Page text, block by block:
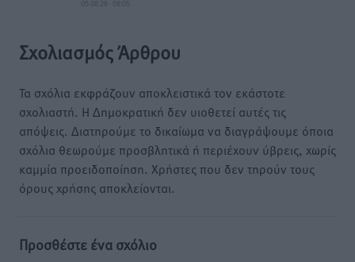
05.08.26 · 08:05
Σχολιασμός Άρθρου
Τα σχόλια εκφράζουν αποκλειστικά τον εκάστοτε
σχολιαστή. Η Δημοκρατική δεν υιοθετεί αυτές τις
απόψεις. Διατηρούμε το δικαίωμα να διαγράψουμε όποια
σχόλια θεωρούμε προσβλητικά ή περιέχουν ύβρεις, χωρίς
καμμία προειδοποίηση. Χρήστες που δεν τηρούν τους
όρους χρήσης αποκλείονται.
Προσθέστε ένα σχόλιο